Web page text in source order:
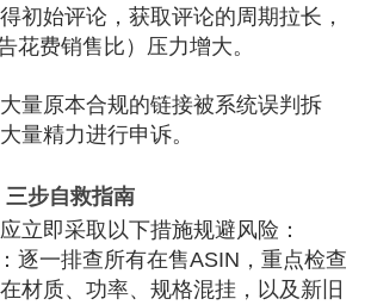
初始评论，获取评论的周期拉长，
花费销售比）压力增大。
大量原本合规的链接被系统误判拆
量精力进行申诉。
三步自救指南
立即采取以下措施规避风险：
：逐一排查所有在售ASIN，重点检查
材质、功率、规格混挂，以及新旧